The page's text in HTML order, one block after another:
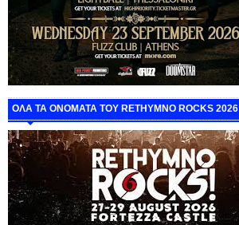
ΟΛΑ ΤΑ ΟΝΟΜΑΤΑ ΤΟΥ RETHYMNO ROCKS 2026